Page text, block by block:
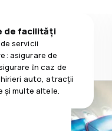
de facilități
servicii
asigurare de
ȋn caz de
auto, atracții
și multe altele.